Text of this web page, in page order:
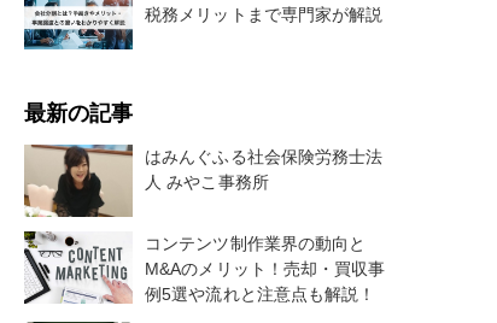
税務メリットまで専門家が解説
最新の記事
はみんぐふる社会保険労務士法
人 みやこ事務所
コンテンツ制作業界の動向と
M&Aのメリット！売却・買収事
例5選や流れと注意点も解説！